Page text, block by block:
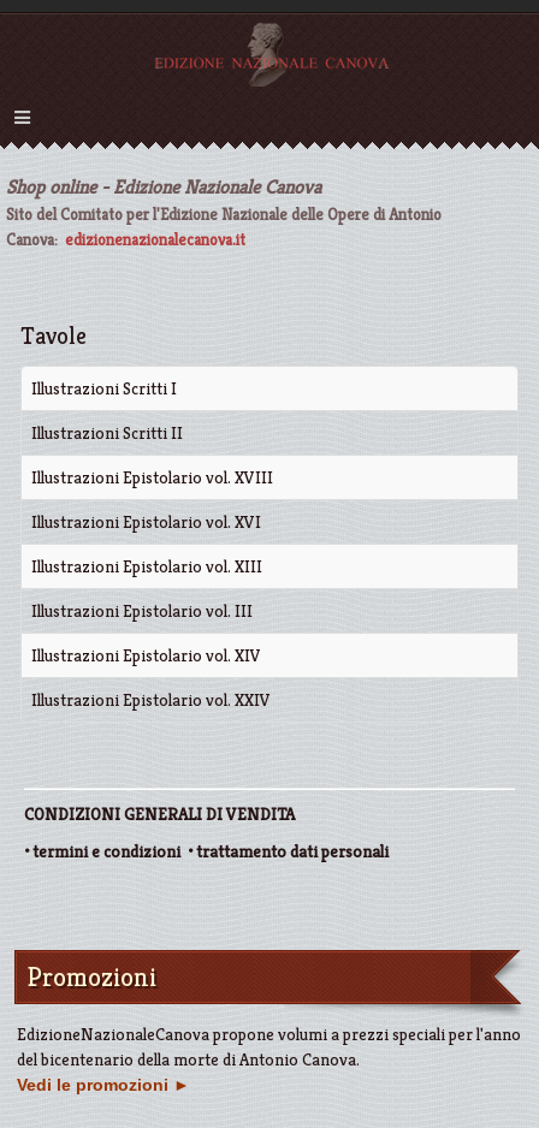
Shop online - Edizione Nazionale Canova
Sito del Comitato per l'Edizione Nazionale delle Opere di Antonio
Canova: edizionenazionalecanova.it
Tavole
Illustrazioni Scritti I
Illustrazioni Scritti II
Illustrazioni Epistolario vol. XVIII
Illustrazioni Epistolario vol. XVI
Illustrazioni Epistolario vol. XIII
Illustrazioni Epistolario vol. III
Illustrazioni Epistolario vol. XIV
Illustrazioni Epistolario vol. XXIV
CONDIZIONI GENERALI DI VENDITA
•termini e condizioni•trattamento dati personali
Promozioni
EdizioneNazionaleCanova propone volumi a prezzi speciali per l'anno
del bicentenario della morte di Antonio Canova.
Vedi le promozioni ►